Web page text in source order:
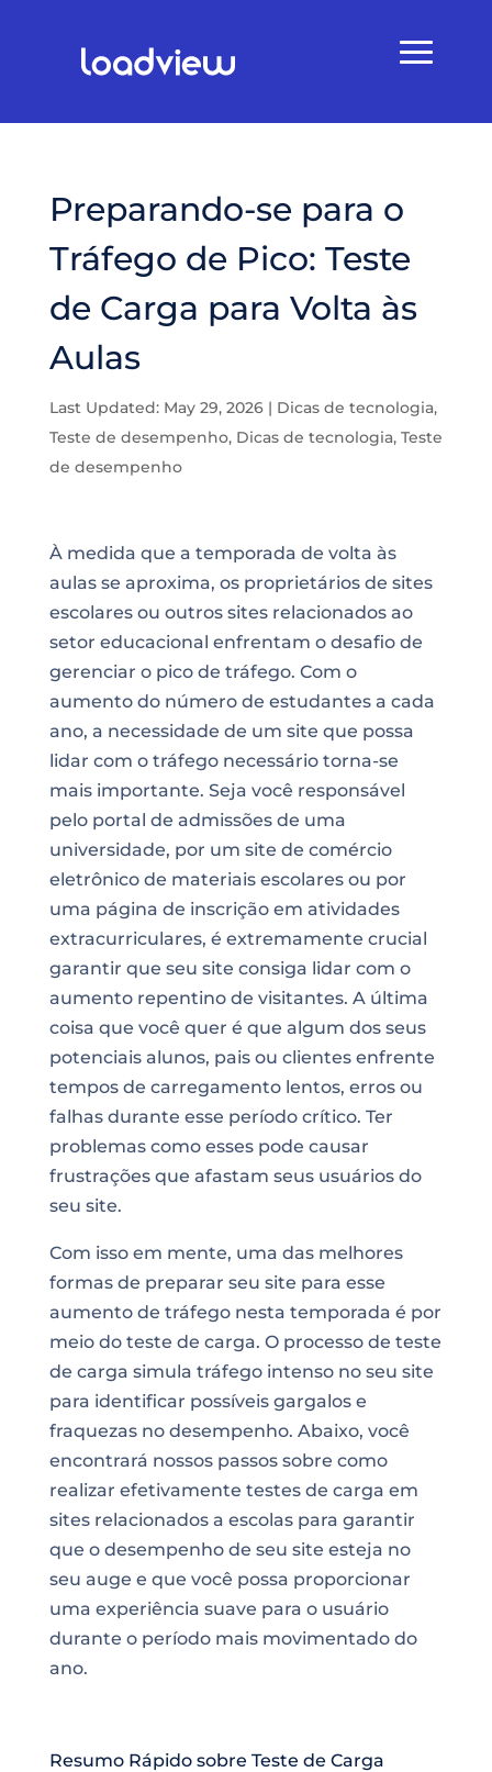
Preparando-se para o
Tráfego de Pico: Teste
de Carga para Volta às
Aulas
Last Updated: May 29, 2026| Dicas de tecnologia,
Teste de desempenho, Dicas de tecnologia, Teste
de desempenho
À medida que a temporada de volta às
aulas se aproxima, os proprietários de sites
escolares ou outros sites relacionados ao
setor educacional enfrentam o desafio de
gerenciar o pico de tráfego. Com o
aumento do número de estudantes a cada
ano, a necessidade de um site que possa
lidar com o tráfego necessário torna-se
mais importante. Seja você responsável
pelo portal de admissões de uma
universidade, por um site de comércio
eletrônico de materiais escolares ou por
uma página de inscrição em atividades
extracurriculares, é extremamente crucial
garantir que seu site consiga lidar com o
aumento repentino de visitantes. A última
coisa que você quer é que algum dos seus
potenciais alunos, pais ou clientes enfrente
tempos de carregamento lentos, erros ou
falhas durante esse período crítico. Ter
problemas como esses pode causar
frustrações que afastam seus usuários do
seu site.
Com isso em mente, uma das melhores
formas de preparar seu site para esse
aumento de tráfego nesta temporada é por
meio do teste de carga. O processo de teste
de carga simula tráfego intenso no seu site
para identificar possíveis gargalos e
fraquezas no desempenho. Abaixo, você
encontrará nossos passos sobre como
realizar efetivamente testes de carga em
sites relacionados a escolas para garantir
que o desempenho de seu site esteja no
seu auge e que você possa proporcionar
uma experiência suave para o usuário
durante o período mais movimentado do
ano.
Resumo Rápido sobre Teste de Carga